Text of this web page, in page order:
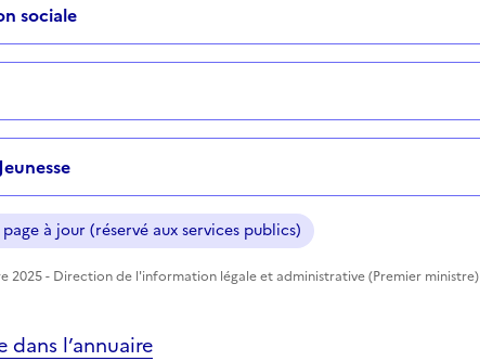
sociale
à jour (réservé aux services publics)
2025 - Direction de l'information légale et administrative (Premier ministre)
dans l’annuaire